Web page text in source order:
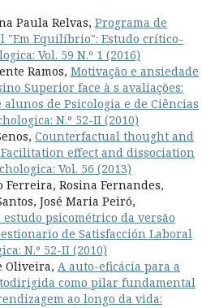
Paula Relvas, Programa de
"Em Equilíbrio": Estudo crítico-
Vol. 59 N.º 1 (2016)
Ramos, Motivação e ansiedade
Superior face à s avaliações:
de Psicologia e de Ciências
N.º 52-II (2010)
Counterfactual thought and
effect and dissociation
Vol. 56 (2013)
Ferreira, Rosina Fernandes,
José Maria Peiró,
psicométrico da versão
de Satisfacción Laboral
N.º 52-II (2010)
Oliveira, A auto-eficácia para a
como pilar fundamental
ao longo da vida: